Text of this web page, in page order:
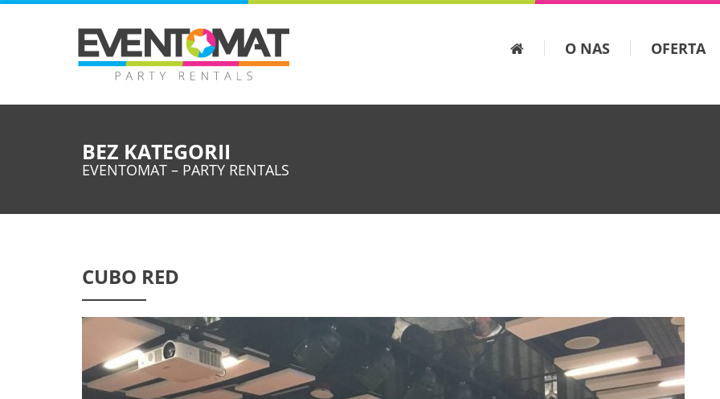
O NAS OFERTA
BEZ KATEGORII
EVENTOMAT – PARTY RENTALS
CUBO RED